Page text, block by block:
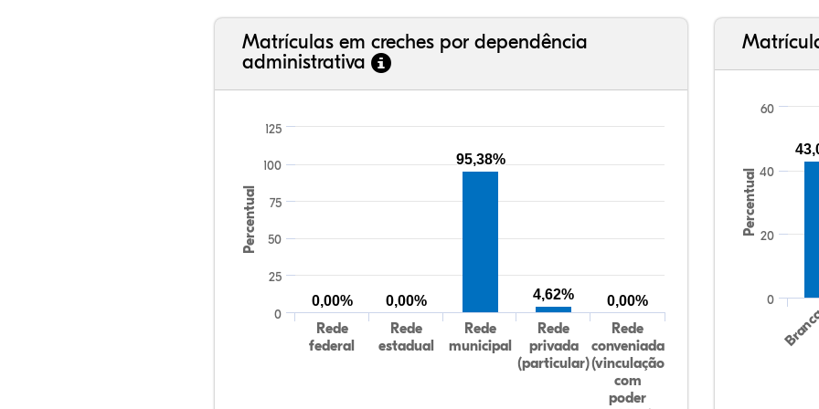
Matrículas em creches por dependência
administrativa
Percentual
Rede
federal
Rede
estadual
Rede
municipal
Rede
privada
(particular)
Rede
conveniada
(vinculação
com
poder
0
25
50
75
100
125
0,00% 0,00%
95,38%
4,62% 0,00%
Percentual
0
20
40
60